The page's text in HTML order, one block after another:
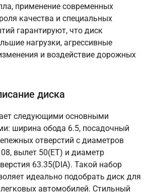
применение современных
качества и специальных
гарантируют, что диск
нагрузки, агрессивные
и воздействие дорожных
диска
следующими основными
ширина обода 6.5, посадочный
отверстий с диаметров
вылет 50(ET) и диаметр
63.35(DIA). Такой набор
идеально подобрать диск для
автомобилей. Стильный